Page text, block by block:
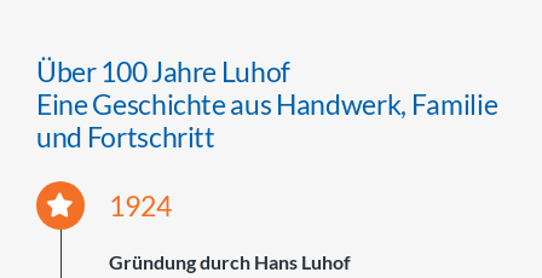
FIRMENKUNDEN
UNTERNEHMEN
KARRIERE
Über 100 Jahre Luhof
Eine Geschichte aus Handwerk, Familie
und Fortschritt
1924
Gründung durch Hans Luhof